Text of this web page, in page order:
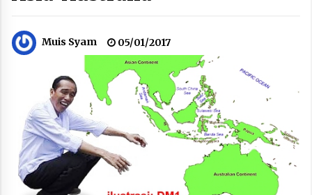
Muis Syam 05/01/2017